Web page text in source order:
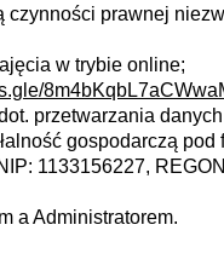
prawnej
w trybie online;
przetwarzania
gospodarczą pod
1133156227,
a Administratorem.